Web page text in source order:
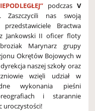
podczas V
. Zaszczycili nas swoją
Bractwa
Jankowski II oficer floty
Marynarz grupy
Okrętów Bojowych w
naszej szkoły oraz
wzięli udział w
wykonania pieśni
i starannie
uroczystości!